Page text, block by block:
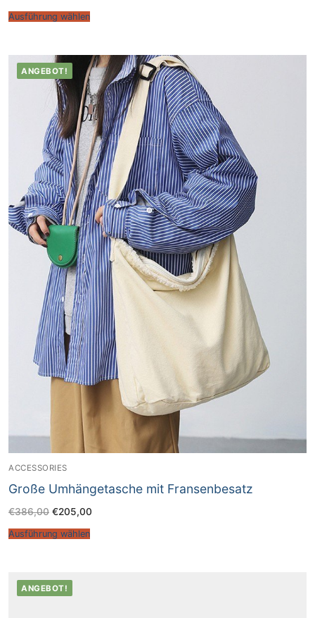
Ausführung wählen
ANGEBOT!
ACCESSORIES
Große Umhängetasche mit Fransenbesatz
€386,00 €205,00
Ausführung wählen
ANGEBOT!